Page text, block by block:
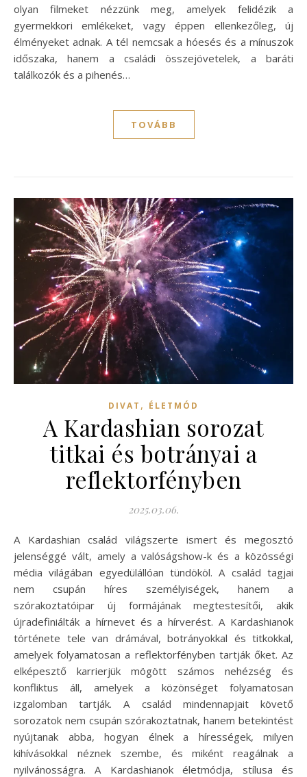
olyan filmeket nézzünk meg, amelyek felidézik a
gyermekkori emlékeket, vagy éppen ellenkezőleg, új
élményeket adnak. A tél nemcsak a hóesés és a mínuszok
időszaka, hanem a családi összejövetelek, a baráti
találkozók és a pihenés…
TOVÁBB
DIVAT , ÉLETMÓD
A Kardashian sorozat
titkai és botrányai a
reflektorfényben
2025.03.06.
A Kardashian család világszerte ismert és megosztó
jelenséggé vált, amely a valóságshow-k és a közösségi
média világában egyedülállóan tündököl. A család tagjai
nem csupán híres személyiségek, hanem a
szórakoztatóipar új formájának megtestesítői, akik
újradefiniálták a hírnevet és a hírverést. A Kardashianok
története tele van drámával, botrányokkal és titkokkal,
amelyek folyamatosan a reflektorfényben tartják őket. Az
elképesztő karrierjük mögött számos nehézség és
konfliktus áll, amelyek a közönséget folyamatosan
izgalomban tartják. A család mindennapjait követő
sorozatok nem csupán szórakoztatnak, hanem betekintést
nyújtanak abba, hogyan élnek a hírességek, milyen
kihívásokkal néznek szembe, és miként reagálnak a
nyilvánosságra. A Kardashianok életmódja, stílusa és